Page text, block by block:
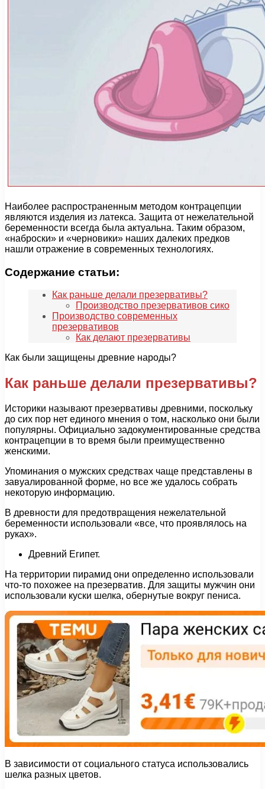
Наиболее распространенным методом контрацепции
являются изделия из латекса. Защита от нежелательной
беременности всегда была актуальна. Таким образом,
«наброски» и «черновики» наших далеких предков
нашли отражение в современных технологиях.
Содержание статьи:
Как раньше делали презервативы?
Производство презервативов сико
Производство современных
презервативов
Как делают презервативы
Как были защищены древние народы?
Как раньше делали презервативы?
Историки называют презервативы древними, поскольку
до сих пор нет единого мнения о том, насколько они были
популярны. Официально задокументированные средства
контрацепции в то время были преимущественно
женскими.
Упоминания о мужских средствах чаще представлены в
завуалированной форме, но все же удалось собрать
некоторую информацию.
В древности для предотвращения нежелательной
беременности использовали «все, что проявлялось на
руках».
Древний Египет.
На территории пирамид они определенно использовали
что-то похожее на презерватив. Для защиты мужчин они
использовали куски шелка, обернутые вокруг пениса.
В зависимости от социального статуса использовались
шелка разных цветов.